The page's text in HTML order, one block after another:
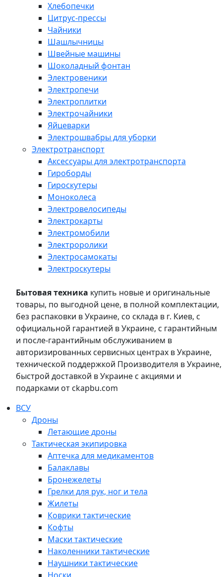
Хлебопечки
Цитрус-прессы
Чайники
Шашлычницы
Швейные машины
Шоколадный фонтан
Электровеники
Электропечи
Электроплитки
Электрочайники
Яйцеварки
Электрошвабры для уборки
Электротранспорт
Аксессуары для электротранспорта
Гироборды
Гироскутеры
Моноколеса
Электровелосипеды
Электрокарты
Электромобили
Электроролики
Электросамокаты
Электроскутеры
Бытовая техника купить новые и оригинальные
товары, по выгодной цене, в полной комплектации,
без распаковки в Украине, со склада в г. Киев, с
официальной гарантией в Украине, с гарантийным
и после-гарантийным обслуживанием в
авторизированных сервисных центрах в Украине,
технической поддержкой Производителя в Украине,
быстрой доставкой в Украине с акциями и
подарками от ckapbu.com
ВСУ
Дроны
Летающие дроны
Тактическая экипировка
Аптечка для медикаментов
Балаклавы
Бронежелеты
Грелки для рук, ног и тела
Жилеты
Коврики тактические
Кофты
Маски тактические
Наколенники тактические
Наушники тактические